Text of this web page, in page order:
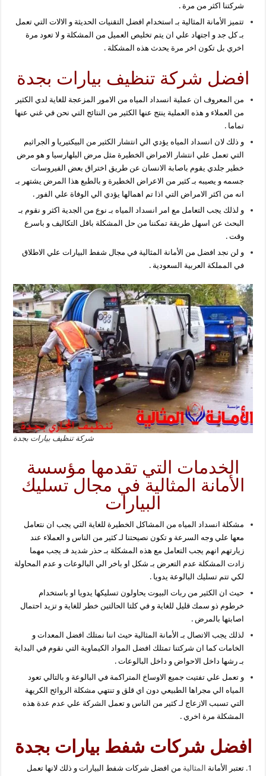
شركتنا اكثر من مرة .
تتميز الأمانة المثالية بـ استخدام افضل التقنيات الحديثة و الالات التي تعمل
بـ كل جد و اجتهاد علي ان يتم تخليص العميل من المشكلة و لا تعود مرة
اخري بل تكون اخر مرة يحدث هذه المشكلة .
افضل شركة تنظيف بيارات بجدة
من المعروف ان عملية انسداد المياه من الامور المزعجة للغاية لدي الكثير
من العملاء و هذه العملية ينتج عنها الكثير من النتائج التي نحن في غني عنها
تماما .
و ذلك لان انسداد المياه يؤدي الي انتشار الكثير من البيكتيريا و الجراثيم
التي تعمل علي انتشار الامراض الخطيرة مثل مرض البلهارسيا و هو مرض
خطير جلدي يقوم باصابة الانسان عن طريق اختراق بعض الفيروسات
جسمه و يصيبه بـ كثير من الاعراض الخطيرة و بالطبع هذا المرض يشتهر بـ
انه من اكثر الامراض التي اذا تم اهمالها يؤدي الي الوفاة علي الفور .
و لذلك يجب التعامل مع امر انسداد المياه بـ نوع من الجدية اكثر و نقوم بـ
البحث عن اسهل طريقة تمكننا من حل المشكلة باقل التكاليف و باسرع
وقت .
و لن نجد افضل من الأمانة المثالية في مجال شفط البيارات علي الاطلاق
في المملكة العربية السعودية .
شركة تنظيف بيارات بجدة
الخدمات التي تقدمها مؤسسة
الأمانة المثالية في مجال تسليك
البيارات
مشكلة انسداد المياه من المشاكل الخطيرة للغاية التي يجب ان نتعامل
معها علي وجه السرعة و تكون نصيحتنا لـ كثير من الناس و العملاء عند
زيارتهم انهم يجب التعامل مع هذه المشكلة بـ حذر شديد فـ يجب مهما
زادت المشكلة عدم التعرض بـ شكل او باخر الي البالوعات و عدم المحاولة
لكي تتم تسليك البالوعة يدويا .
حيث ان الكثير من ربات البيوت يحاولون تسليكها يدويا او باستخدام
خرطوم ذو سمك قليل للغاية و في كلتا الحالتين خطر للغاية و تزيد احتمال
اصابتها بالمرض .
لذلك يجب الاتصال بـ الأمانة المثالية حيث اننا نمتلك افضل المعدات و
الخامات كما ان شركتنا تمتلك افضل المواد الكيماوية التي نقوم في البداية
بـ رشها داخل الاحواض و داخل البالوعات .
و تعمل علي تفتيت جميع الاوساخ المتراكمة في البالوعة و بالتالي تعود
المياه الي مجراها الطبيعي دون اي قلق و تنتهي مشكلة الروائح الكريهة
التي تسبب الازعاج لـ كثير من الناس و تعمل الشركة علي عدم عدة هذه
المشكلة مرة اخري .
افضل شركات شفط بيارات بجدة
تعتبر الأمانة المثالية من افضل شركات شفط البيارات و ذلك لانها تعمل